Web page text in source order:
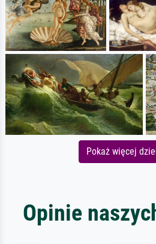
Pokaż więcej
Opinie